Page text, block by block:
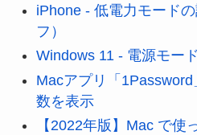
iPhone - 低電力モード
フ）
Windows 11 - 電源モー
Macアプリ「
数を表示
【2022年版】Mac で使